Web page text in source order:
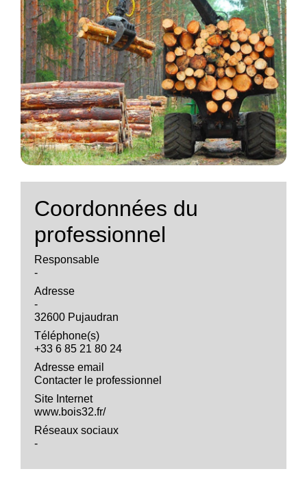
Coordonnées du
professionnel
Responsable
-
Adresse
-
32600 Pujaudran
Téléphone(s)
+33 6 85 21 80 24
Adresse email
Contacter le professionnel
Site Internet
www.bois32.fr/
Réseaux sociaux
-